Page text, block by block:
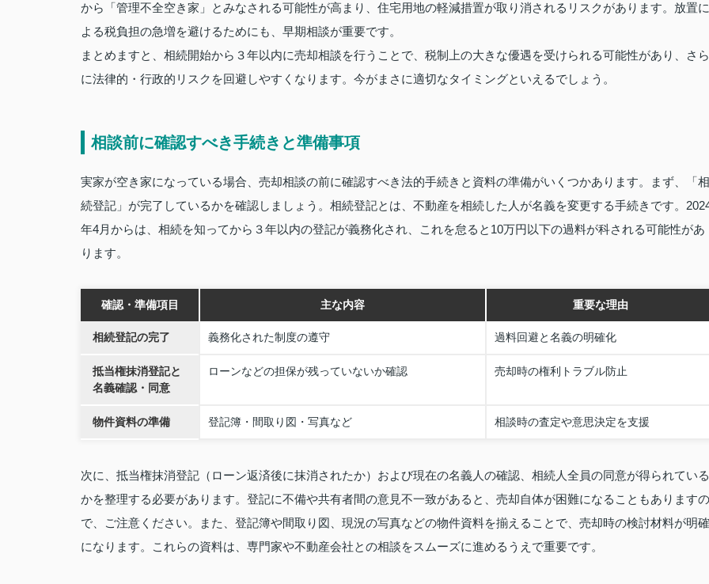
から「管理不全空き家」とみなされる可能性が高まり、住宅用地の軽減措置が取り消されるリスクがあります。放置に
よる税負担の急増を避けるためにも、早期相談が重要です。
まとめますと、相続開始から３年以内に売却相談を行うことで、税制上の大きな優遇を受けられる可能性があり、さら
に法律的・行政的リスクを回避しやすくなります。今がまさに適切なタイミングといえるでしょう。
相談前に確認すべき手続きと準備事項
実家が空き家になっている場合、売却相談の前に確認すべき法的手続きと資料の準備がいくつかあります。まず、「相
続登記」が完了しているかを確認しましょう。相続登記とは、不動産を相続した人が名義を変更する手続きです。
年4月からは、相続を知ってから３年以内の登記が義務化され、これを怠ると10万円以下の過料が科される可能性があ
ります。
確認・準備項目 主な内容 重要な理由
相続登記の完了 義務化された制度の遵守 過料回避と名義の明確化
抵当権抹消登記と
名義確認・同意
ローンなどの担保が残っていないか確認 売却時の権利トラブル防止
物件資料の準備 登記簿・間取り図・写真など 相談時の査定や意思決定を支援
次に、抵当権抹消登記（ローン返済後に抹消されたか）および現在の名義人の確認、相続人全員の同意が得られている
かを整理する必要があります。登記に不備や共有者間の意見不一致があると、売却自体が困難になることもありますの
で、ご注意ください。また、登記簿や間取り図、現況の写真などの物件資料を揃えることで、売却時の検討材料が明確
になります。これらの資料は、専門家や不動産会社との相談をスムーズに進めるうえで重要です。